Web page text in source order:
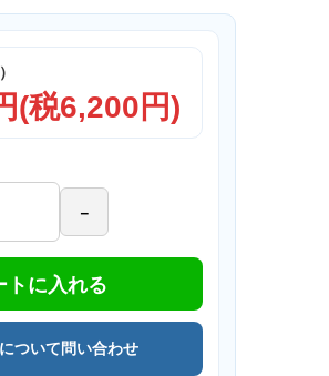
(税6,200円)
－
トに入れる
ついて問い合わせ